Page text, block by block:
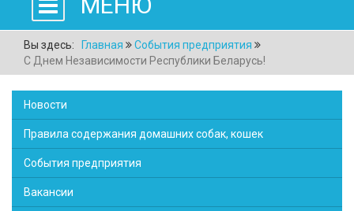
Вы здесь: Главная
События предприятия
С Днем Независимости Республики Беларусь!
Новости
Правила содержания домашних собак, кошек
События предприятия
Вакансии